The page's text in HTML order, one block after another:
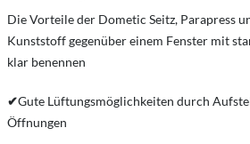
Die Vorteile der Dometic Seitz, Parapress
Kunststoff gegenüber einem Fenster mit
klar benennen
✔Gute Lüftungsmöglichkeiten durch
Öffnungen